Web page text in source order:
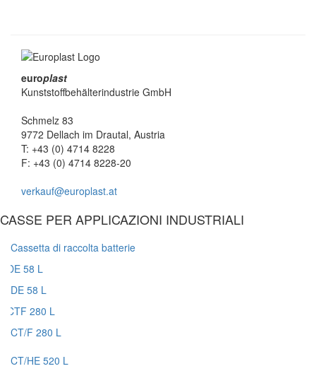
europlast
Kunststoffbehälterindustrie GmbH
Schmelz 83
9772 Dellach im Drautal, Austria
T: +43 (0) 4714 8228
F: +43 (0) 4714 8228-20
verkauf@europlast.at
CASSE PER APPLICAZIONI INDUSTRIALI
Cassetta di raccolta batterie
DE 58 L
CT/F 280 L
CT/HE 520 L